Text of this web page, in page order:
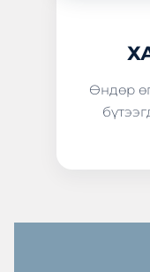
Өндөр